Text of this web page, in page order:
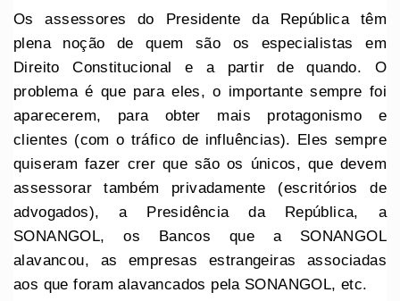
Os assessores do Presidente da República têm
plena noção de quem são os especialistas em
Direito Constitucional e a partir de quando. O
problema é que para eles, o importante sempre foi
aparecerem, para obter mais protagonismo e
clientes (com o tráfico de influências). Eles sempre
quiseram fazer crer que são os únicos, que devem
assessorar também privadamente (escritórios de
advogados), a Presidência da República, a
SONANGOL, os Bancos que a SONANGOL
alavancou, as empresas estrangeiras associadas
aos que foram alavancados pela SONANGOL, etc.